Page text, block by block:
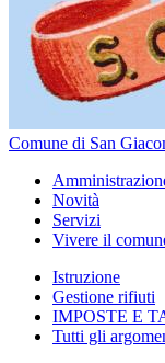
Comune di San
Novità
Servizi
Vivere il
Istruzione
Gestione rifiuti
IMPOSTE E
Tutti gli